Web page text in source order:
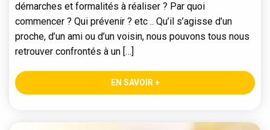
démarches et formalités à réaliser ? Par quoi
commencer ? Qui prévenir ? etc .. Qu’il s’agisse d’un
proche, d’un ami ou d’un voisin, nous pouvons tous nous
retrouver confrontés à un […]
EN SAVOIR +